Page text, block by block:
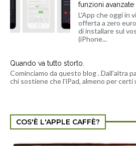
funzioni avanzate
L'App che oggi in
offerta a zero
di installare sul
(iPhone...
Quando va tutto storto.
Cominciamo da questo blog . Dall'altra
chi sostiene che l'iPad, almeno per certi
COS'È L'APPLE CAFFÈ?